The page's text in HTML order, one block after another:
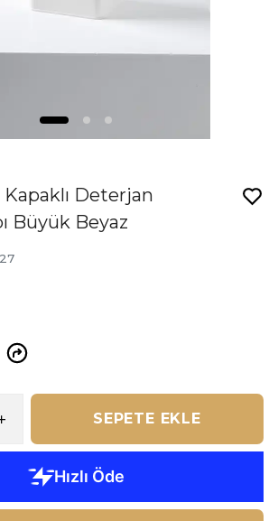
Deterjan
Büyük Beyaz
SEPETE EKLE